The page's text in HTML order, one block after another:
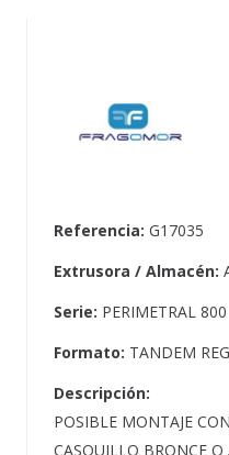
Referencia: G17035
Extrusora / Almacén:
Serie: PERIMETRAL 800
Formato: TANDEM
Descripción:
POSIBLE MONTAJE
CASQUILLO BRONCE O